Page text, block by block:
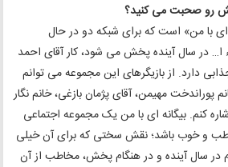
رو صحبت می کنید؟
ای با من» است که برای شبکه دو در حال
ا… در سال آینده پخش می شود، کار آقای احمد
دارد. از بازیگرهای این مجموعه می توانم
پوراندخت مهیمن، آقای پژمان بازغی، خانم نگار
کنم. بیگانه ای با من یک مجموعه اجتماعی
و خوب باشد؛ نقش سختی که برای آن خیلی
در سال آینده و در هنگام پخش، مخاطب از آن